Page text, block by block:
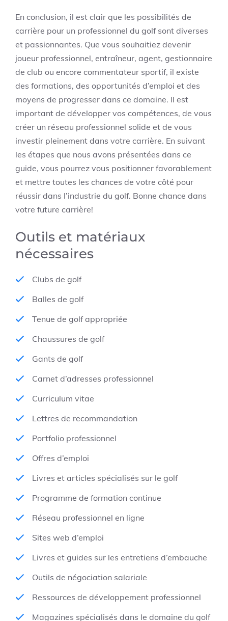
En conclusion, il est clair que les possibilités de
carrière pour un professionnel du golf sont diverses
et passionnantes. Que vous souhaitiez devenir
joueur professionnel, entraîneur, agent, gestionnaire
de club ou encore commentateur sportif, il existe
des formations, des opportunités d’emploi et des
moyens de progresser dans ce domaine. Il est
important de développer vos compétences, de vous
créer un réseau professionnel solide et de vous
investir pleinement dans votre carrière. En suivant
les étapes que nous avons présentées dans ce
guide, vous pourrez vous positionner favorablement
et mettre toutes les chances de votre côté pour
réussir dans l’industrie du golf. Bonne chance dans
votre future carrière!
Outils et matériaux
nécessaires
Clubs de golf
Balles de golf
Tenue de golf appropriée
Chaussures de golf
Gants de golf
Carnet d’adresses professionnel
Curriculum vitae
Lettres de recommandation
Portfolio professionnel
Offres d’emploi
Livres et articles spécialisés sur le golf
Programme de formation continue
Réseau professionnel en ligne
Sites web d’emploi
Livres et guides sur les entretiens d’embauche
Outils de négociation salariale
Ressources de développement professionnel
Magazines spécialisés dans le domaine du golf